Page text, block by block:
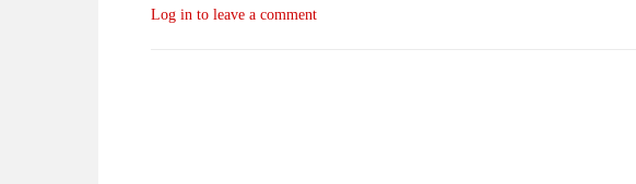
Log in to leave a comment